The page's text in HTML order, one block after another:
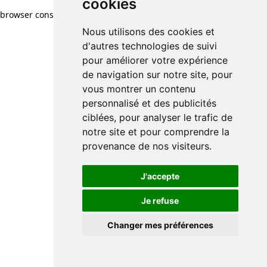
cookies
Nous utilisons des cookies et
d'autres technologies de suivi
pour améliorer votre expérience
de navigation sur notre site, pour
vous montrer un contenu
personnalisé et des publicités
ciblées, pour analyser le trafic de
notre site et pour comprendre la
provenance de nos visiteurs.
J'accepte
Je refuse
Changer mes préférences
browser console for more information)